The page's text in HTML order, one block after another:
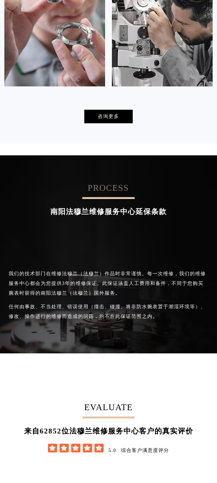
的高级技师之一
Tianjin FranckMuller Maintain center
 天津法穆兰维修
的高级技师之一
Nanjing FranckMuller Maintain
center
 上海法穆兰保养
辛迪·克莱门特
资深法穆兰技师

咨询更多
PROCESS
南阳法穆兰维修服务中心延保条款
我们的技术部门在维修法穆兰（法穆兰）作品时非常谨慎。每一次维修，我们的维修
服务中心都会为您提供3年的维修保证。此保证涵盖人工费用和备件，不同于您购买
腕表时获得的南阳法穆兰（法穆兰）国外服务。
任何由事故、不当处理、错误使用（撞击、碰撞、将非防水腕表置于潮湿环境等）、
修改、操作进行的维修而造成的问题，均不在此保证范围之内。
EVALUATE
来自62852位法穆兰维修服务中心客户的真实评价
     5.0 综合客户满意度评分